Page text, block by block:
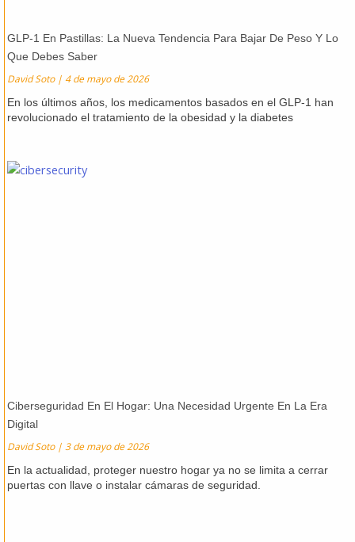
GLP-1 En Pastillas: La Nueva Tendencia Para Bajar De Peso Y Lo
Que Debes Saber
David Soto 4 de mayo de 2026
En los últimos años, los medicamentos basados en el GLP-1 han
revolucionado el tratamiento de la obesidad y la diabetes
Ciberseguridad En El Hogar: Una Necesidad Urgente En La Era
Digital
David Soto 3 de mayo de 2026
En la actualidad, proteger nuestro hogar ya no se limita a cerrar
puertas con llave o instalar cámaras de seguridad.